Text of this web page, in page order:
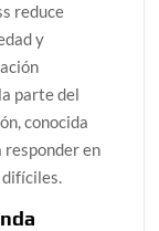
reduce
y
parte del
conocida
responder en